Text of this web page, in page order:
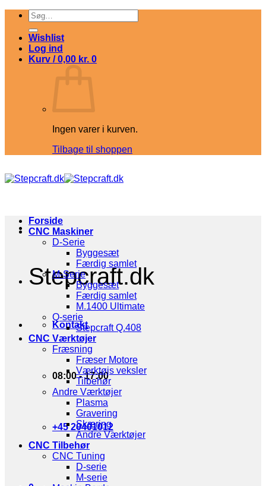
Fortsæt
indhold
Søg
efter:
Wishlist
Log ind
Kurv /0,00 kr. 0
Ingen varer i kurven.
Tilbage til shoppen
Stepcraft.dk
Kontakt
08:00 - 17:00
+45 20401012
Forside
CNC Maskiner
D-Serie
Byggesæt
Færdig samlet
M-Serie
Byggesæt
Færdig samlet
M.1400 Ultimate
Q-serie
Stepcraft Q.408
CNC Værktøjer
Fræsning
Fræser Motore
Værktøjs veksler
Tilbehør
Andre Værktøjer
Plasma
Gravering
Skæring
Andre Værktøjer
CNC Tilbehør
CNC Tuning
D-serie
M-serie